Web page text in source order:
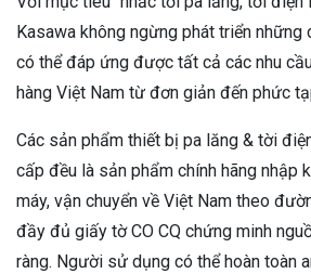
Kasawa không ngừng phát triển
có thể đáp ứng được tất cả các nhu
hàng Việt Nam từ đơn giản đến phức
Các sản phẩm thiết bị pa lăng & tời
cấp đều là sản phẩm chính hãng nhập
máy, vận chuyển về Việt Nam theo
đầy đủ giấy tờ CO CQ chứng minh
ràng. Người sử dụng có thể hoàn toàn